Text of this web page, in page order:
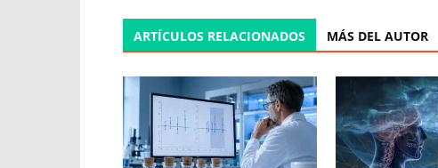
ARTÍCULOS RELACIONADOS MÁS DEL AUTOR